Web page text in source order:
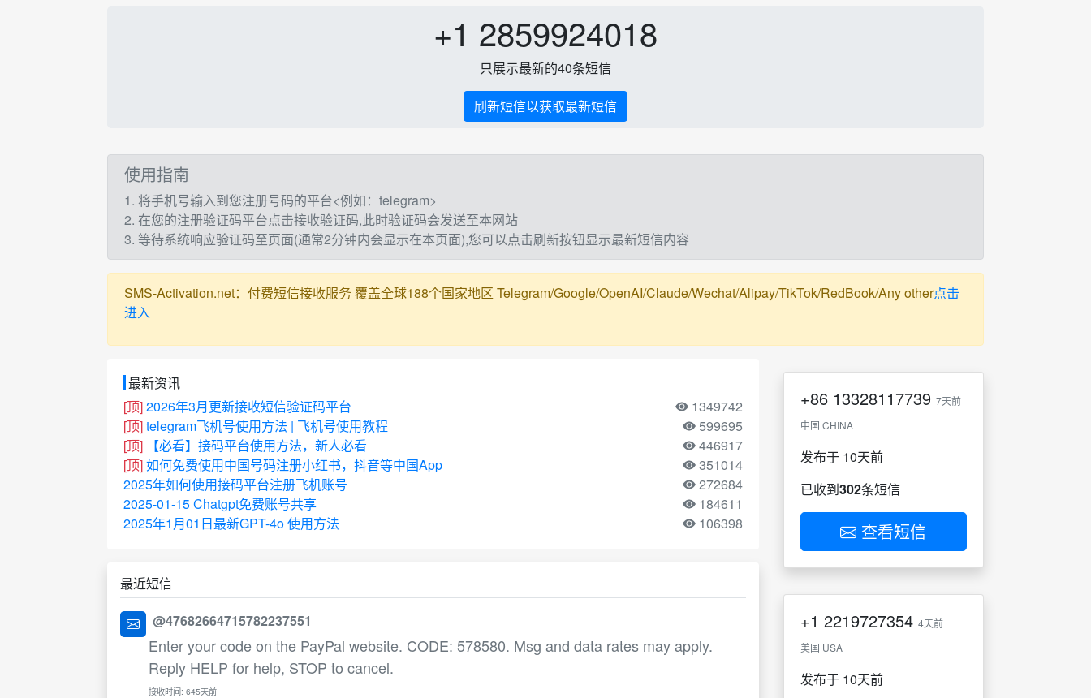
+1 2859924018
只展示最新的40条短信
刷新短信以获取最新短信
使用指南
1. 将手机号输入到您注册号码的平台<例如：telegram>
2. 在您的注册验证码平台点击接收验证码,此时验证码会发送至本网站
3. 等待系统响应验证码至页面(通常2分钟内会显示在本页面),您可以点击刷新按钮显示最新短信内容
SMS-Activation.net：付费短信接收服务 覆盖全球188个国家地区 Telegram/Google/OpenAI/Claude/Wechat/Alipay/TikTok/RedBook/Any other点击
进入
最新资讯
[顶]2026年3月更新接收短信验证码平台
1349742
[顶]telegram飞机号使用方法 | 飞机号使用教程
599695
[顶]
【必看】接码平台使用方法，新人必看
446917
[顶]如何免费使用中国号码注册小红书，抖音等中国App
351014
2025年如何使用接码平台注册飞机账号
272684
2025-01-15 Chatgpt免费账号共享
184611
2025年1月01日最新GPT-4o 使用方法
106398
最近短信
@47682664715782237551
Enter your code on the PayPal website. CODE: 578580. Msg and data rates may apply.
Reply HELP for help, STOP to cancel.
接收时间: 645天前
+86 13328117739 7天前
中国 CHINA
发布于 10天前
已收到302条短信
查看短信
+1 2219727354 4天前
美国 USA
发布于 10天前